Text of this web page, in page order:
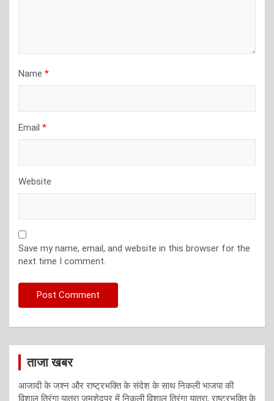
Name *
Email *
Website
Save my name, email, and website in this browser for the
next time I comment.
ताजा खबर
आजादी के जश्न और राष्ट्रभक्ति के संदेश के साथ निकली भाजपा की
विशाल तिरंगा यात्रा जमशेदपुर में निकली विशाल तिरंगा यात्रा, राष्ट्रभक्ति के